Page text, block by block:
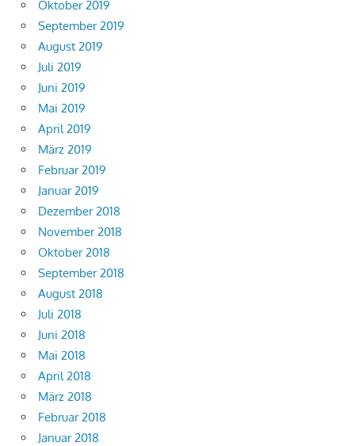
Oktober 2019
September 2019
August 2019
Juli 2019
Juni 2019
Mai 2019
April 2019
März 2019
Februar 2019
Januar 2019
Dezember 2018
November 2018
Oktober 2018
September 2018
August 2018
Juli 2018
Juni 2018
Mai 2018
April 2018
März 2018
Februar 2018
Januar 2018